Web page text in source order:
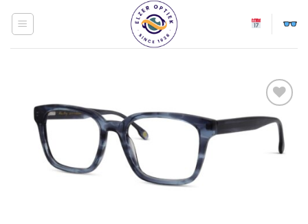
naar
Toevoegen
aan
verlanglijst